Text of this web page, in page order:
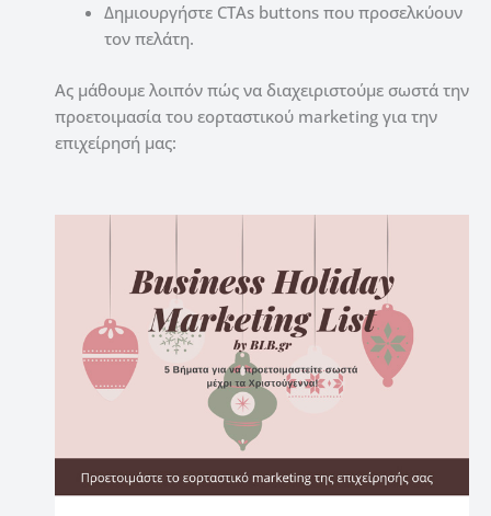
Δημιουργήστε CTAs buttons που προσελκύουν
τον πελάτη.
Ας μάθουμε λοιπόν πώς να διαχειριστούμε σωστά την
προετοιμασία του εορταστικού marketing για την
επιχείρησή μας: